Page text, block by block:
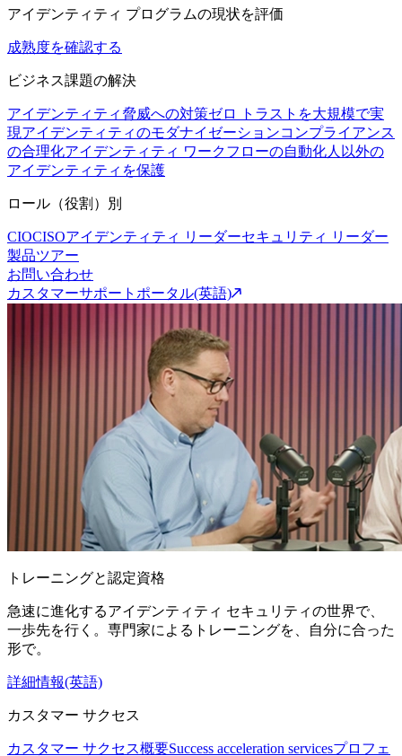
アイデンティティ プログラムの現状を評価
成熟度を確認する
ビジネス課題の解決
アイデンティティ脅威への対策ゼロ トラストを大規模で実
現アイデンティティのモダナイゼーションコンプライアンス
の合理化アイデンティティ ワークフローの自動化人以外の
アイデンティティを保護
ロール（役割）別
CIOCISOアイデンティティ リーダーセキュリティ リーダー
製品ツアー
お問い合わせ
カスタマーサポートポータル(英語)
トレーニングと認定資格
急速に進化するアイデンティティ セキュリティの世界で、
一歩先を行く。専門家によるトレーニングを、自分に合った
形で。
詳細情報(英語)
カスタマー サクセス
カスタマー サクセス概要Success acceleration servicesプロフェ